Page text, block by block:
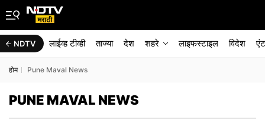
NDTV लाईव्ह टीव्ही ताज्या देश शहरे लाइफस्टाइल विदेश
होम Pune Maval News
PUNE MAVAL NEWS